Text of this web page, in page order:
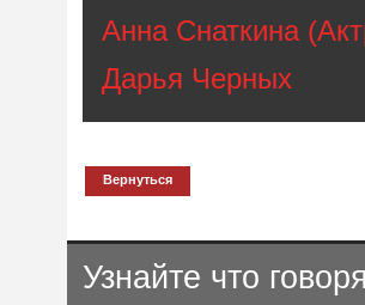
Анна Снаткина
Дарья Черных
Вернуться
Узнайте что